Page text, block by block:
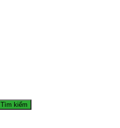
Tìm kiếm